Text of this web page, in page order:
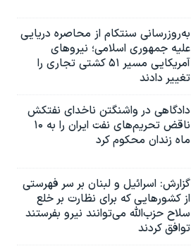
به‌روزرسانی سنتکام از محاصره دریایی
علیه جمهوری اسلامی؛ نیروهای
آمریکایی مسیر ۵۱ کشتی تجاری را
تغییر دادند
دادگاهی در واشنگتن ناخدای نفتکش
ناقض تحریم‌های نفت ایران را به ۱۰
ماه زندان محکوم کرد
گزارش‌: اسرائيل و لبنان بر سر فهرستی
از کشورهایی که برای نظارت بر خلع
سلاح حزب‌الله می‌توانند نیرو بفرستند
توافق کردند